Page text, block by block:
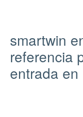
smartwin
referencia
entrada